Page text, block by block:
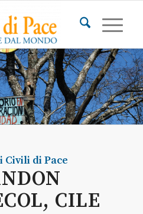
Civili di Pace
CILE